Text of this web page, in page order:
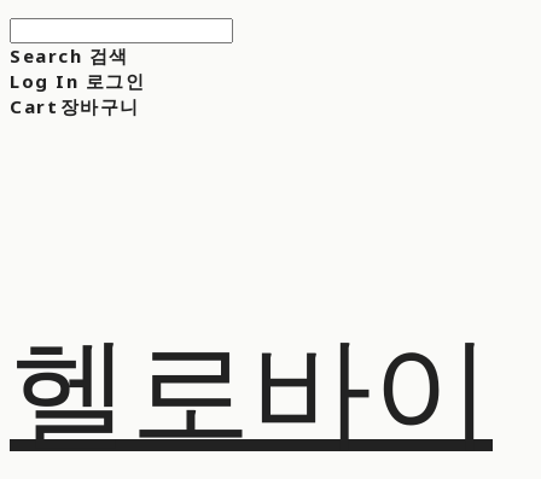
Search 검색
Log In 로그인
Cart 장바구니
헬로바이